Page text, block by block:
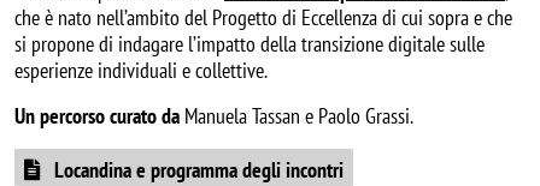
che è nato nell’ambito del Progetto di Eccellenza di cui sopra e che
si propone di indagare l’impatto della transizione digitale sulle
esperienze individuali e collettive.
Un percorso curato da Manuela Tassan e Paolo Grassi.
Locandina e programma degli incontri